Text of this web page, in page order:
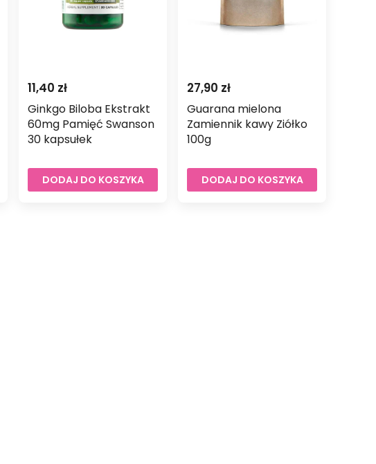
11,40 zł
Ginkgo Biloba Ekstrakt
60mg Pamięć Swanson
30 kapsułek
DODAJ DO KOSZYKA
27,90 zł
Guarana mielona
Zamiennik kawy Ziółko
100g
DODAJ DO KOSZYKA